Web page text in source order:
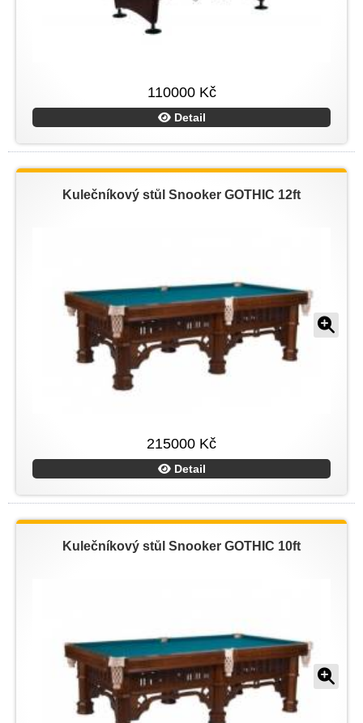
110000 Kč
Detail
Kulečníkový stůl Snooker GOTHIC 12ft
215000 Kč
Detail
Kulečníkový stůl Snooker GOTHIC 10ft